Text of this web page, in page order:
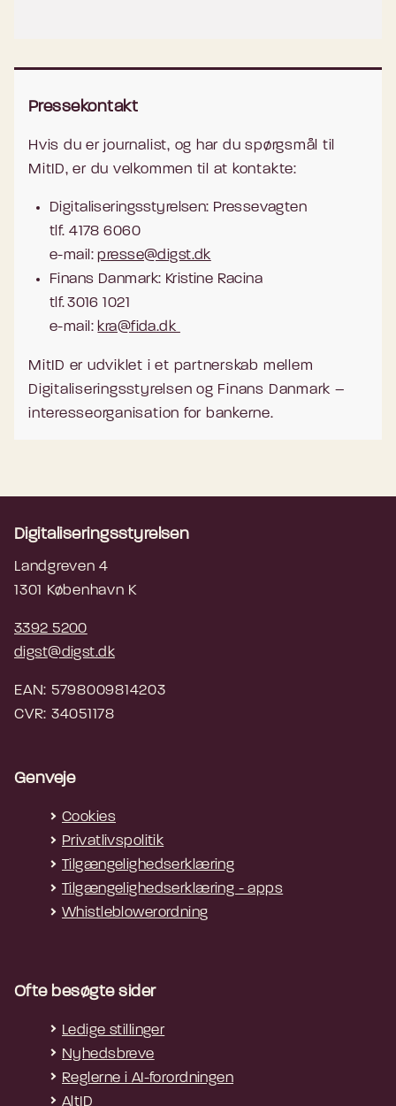
Pressekontakt
Hvis du er journalist, og har du spørgsmål til
MitID, er du velkommen til at kontakte:
Digitaliseringsstyrelsen: Pressevagten
tlf. 4178 6060
e-mail:presse@digst.dk
Finans Danmark: Kristine Racina
tlf. 3016 1021
e-mail: kra@fida.dk
MitID er udviklet i et partnerskab mellem
Digitaliseringsstyrelsen og Finans Danmark –
interesseorganisation for bankerne.
Digitaliseringsstyrelsen
Landgreven 4
1301 København K
3392 5200
digst@digst.dk
EAN: 5798009814203
CVR: 34051178
Genveje
Cookies
Privatlivspolitik
Tilgængelighedserklæring
Tilgængelighedserklæring - apps
Whistleblowerordning
Ofte besøgte sider
Ledige stillinger
Nyhedsbreve
Reglerne i AI-forordningen
AltID